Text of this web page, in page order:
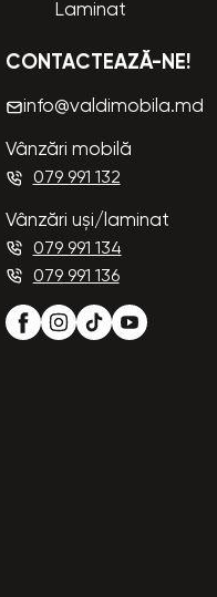
Laminat
CONTACTEAZĂ-NE!
info@valdimobila.md
Vânzări mobilă
079 991 132
Vânzări uși/laminat
079 991 134
079 991 136